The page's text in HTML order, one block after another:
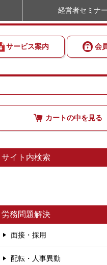
サービス案内 会
経営者セミナー
カートの中を見る
サイト内検索
労務問題解決
面接・採用
配転・人事異動